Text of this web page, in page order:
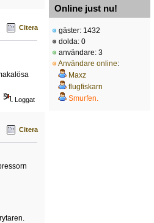
Citera
Loggat
Citera
Online just nu!
gäster: 1432
dolda: 0
användare: 3
Användare online:
Maxz
flugfiskarn
Smurfen.